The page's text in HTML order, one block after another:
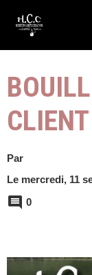
Par
Le mercredi, 11
0